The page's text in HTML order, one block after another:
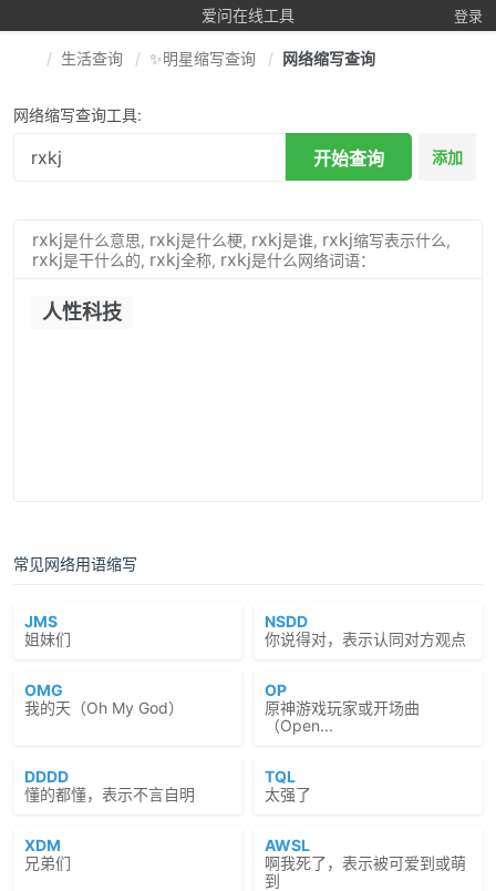
爱问在线工具 登录
生活查询 ✨明星缩写查询 网络缩写查询
网络缩写查询工具:
开始查询 添加
rxkj是什么意思, rxkj是什么梗, rxkj是谁, rxkj缩写表示什么,
rxkj是干什么的, rxkj全称, rxkj是什么网络词语：
人性科技
常见网络用语缩写
JMS
姐妹们
NSDD
你说得对，表示认同对方观点
OMG
我的天（Oh My God）
OP
原神游戏玩家或开场曲
（Open...
DDDD
懂的都懂，表示不言自明
TQL
太强了
XDM
兄弟们
AWSL
啊我死了，表示被可爱到或萌
到